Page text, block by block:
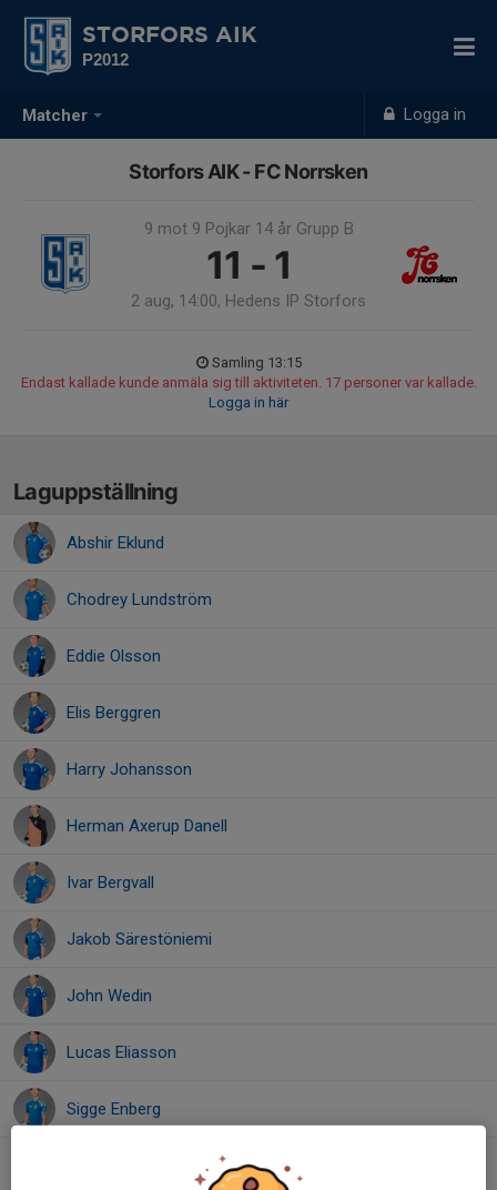
Matcher Logga in
STORFORS AIK
P2012
Storfors AIK - FC Norrsken
9 mot 9 Pojkar 14 år Grupp B
11 - 1
2 aug, 14:00, Hedens IP Storfors
Samling 13:15
Endast kallade kunde anmäla sig till aktiviteten. 17 personer var kallade.
Logga in här
Laguppställning
Abshir Eklund
Chodrey Lundström
Eddie Olsson
Elis Berggren
Harry Johansson
Herman Axerup Danell
Ivar Bergvall
Jakob Särestöniemi
John Wedin
Lucas Eliasson
Sigge Enberg